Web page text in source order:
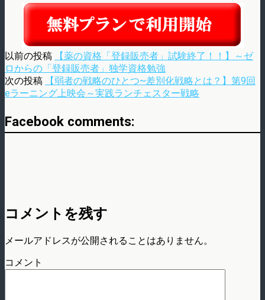
以前の投稿
【薬の資格「登録販売者」試験終了！！】～ゼ
ロからの「登録販売者」独学資格勉強
次の投稿
【弱者の戦略のひとつ~差別化戦略とは？】第9回
eラーニング上映会～実践ランチェスター戦略
Facebook comments:
コメントを残す
メールアドレスが公開されることはありません。
コメント